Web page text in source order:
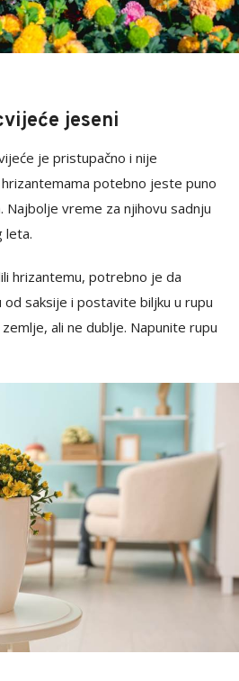
jeseni
je pristupačno i nije
potebno jeste puno
Najbolje vreme za njihovu sadnju
leta.
hrizantemu, potrebno je da
saksije i postavite biljku u rupu
ali ne dublje. Napunite rupu